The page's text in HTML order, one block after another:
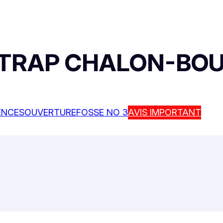
CHALON-
OUVERTUREFOSSE NO 3AVIS IMPORTANT